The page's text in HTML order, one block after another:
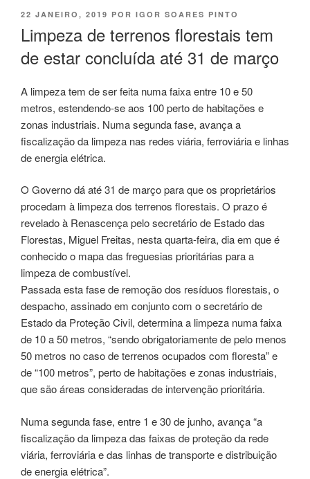
PUBLICADO
22 JANEIRO, 2019 POR IGOR SOARES PINTO
Limpeza de terrenos florestais tem
de estar concluída até 31 de março
A limpeza tem de ser feita numa faixa entre 10 e 50
metros, estendendo-se aos 100 perto de habitações e
zonas industriais. Numa segunda fase, avança a
fiscalização da limpeza nas redes viária, ferroviária e linhas
de energia elétrica.
O Governo dá até 31 de março para que os proprietários
procedam à limpeza dos terrenos florestais. O prazo é
revelado à Renascença pelo secretário de Estado das
Florestas, Miguel Freitas, nesta quarta-feira, dia em que é
conhecido o mapa das freguesias prioritárias para a
limpeza de combustível.
Passada esta fase de remoção dos resíduos florestais, o
despacho, assinado em conjunto com o secretário de
Estado da Proteção Civil, determina a limpeza numa faixa
de 10 a 50 metros, “sendo obrigatoriamente de pelo menos
50 metros no caso de terrenos ocupados com floresta” e
de “100 metros”, perto de habitações e zonas industriais,
que são áreas consideradas de intervenção prioritária.
Numa segunda fase, entre 1 e 30 de junho, avança “a
fiscalização da limpeza das faixas de proteção da rede
viária, ferroviária e das linhas de transporte e distribuição
de energia elétrica”.